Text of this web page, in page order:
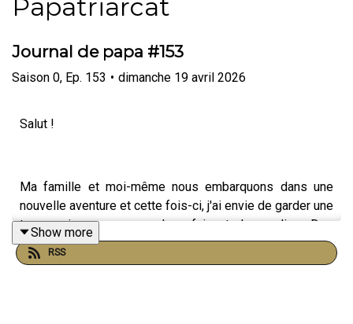
Papatriarcat
Journal de papa #153
Saison 0, Ep. 153 • dimanche 19 avril 2026
Salut !
Ma famille et moi-même nous embarquons dans une
nouvelle aventure et cette fois-ci, j'ai envie de garder une
trace qui me correspond en faisant des audios. Des
vocaux adressés à un ami, à moi + tard, à moi avant, à
mes enfants, ma compagne… bref du sans filtre et sans
Show more
RSS